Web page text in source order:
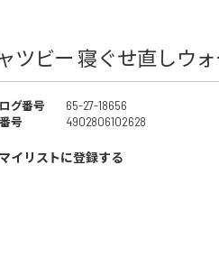
ツビー 寝ぐせ直しウ
グ番号
65-27-18656
号
4902806102628
マイリストに登録する